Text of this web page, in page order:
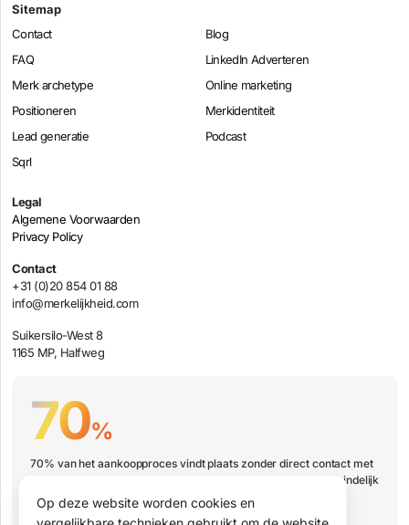
Sitemap
Contact
Blog
FAQ
LinkedIn Adverteren
Merk archetype
Online marketing
Positioneren
Merkidentiteit
Lead generatie
Podcast
Sqrl
Legal
Algemene Voorwaarden
Privacy Policy
Contact
+31 (0)20 854 01 88
info@merkelijkheid.com
Suikersilo-West 8
1165 MP, Halfweg
70%
70% van het aankoopproces vindt plaats zonder direct contact met
jouw organisatie. Hoe zorg je er dan voor dat jouw bedrijf uiteindelijk
wel op de shortlist staat?
Op deze website worden cookies en